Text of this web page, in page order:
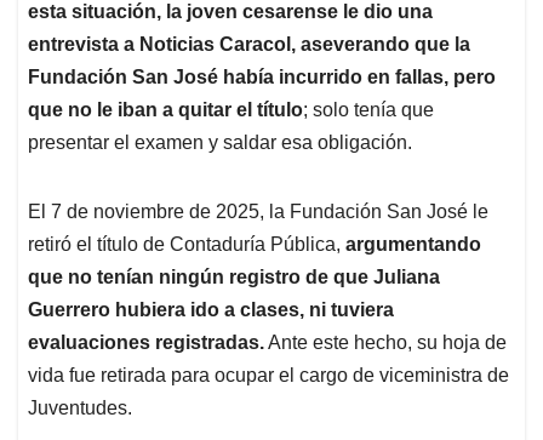
esta situación, la joven cesarense le dio una
entrevista a Noticias Caracol, aseverando que la
Fundación San José había incurrido en fallas, pero
que no le iban a quitar el título; solo tenía que
presentar el examen y saldar esa obligación.
El 7 de noviembre de 2025, la Fundación San José le
retiró el título de Contaduría Pública, argumentando
que no tenían ningún registro de que Juliana
Guerrero hubiera ido a clases, ni tuviera
evaluaciones registradas.Ante este hecho, su hoja de
vida fue retirada para ocupar el cargo de viceministra de
Juventudes.